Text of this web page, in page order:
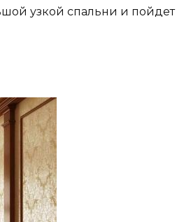
узкой спальни и пойдет